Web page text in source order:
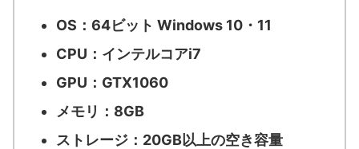
OS：64ビット Windows 10・11
CPU：インテルコアi7
GPU：GTX1060
メモリ：8GB
ストレージ：20GB以上の空き容量